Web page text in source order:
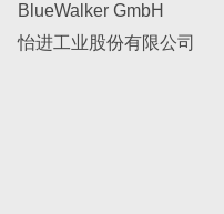
BlueWalker GmbH
怡进工业股份有限公司